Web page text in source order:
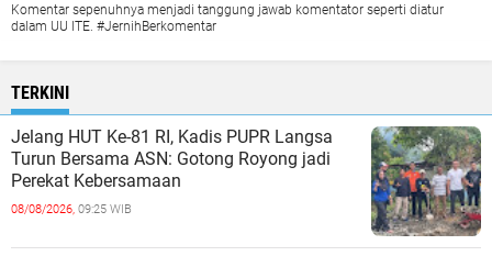
Komentar sepenuhnya menjadi tanggung jawab komentator seperti diatur
dalam UU ITE. #JernihBerkomentar
TERKINI
Jelang HUT Ke-81 RI, Kadis PUPR Langsa
Turun Bersama ASN: Gotong Royong jadi
Perekat Kebersamaan
08/08/2026, 09:25 WIB